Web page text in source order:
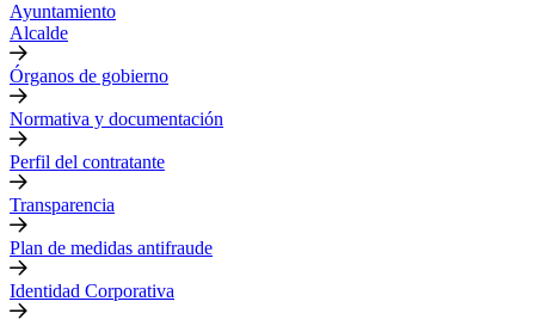
Ayuntamiento
Alcalde
Órganos de gobierno
Normativa y documentación
Perfil del contratante
Transparencia
Plan de medidas antifraude
Identidad Corporativa